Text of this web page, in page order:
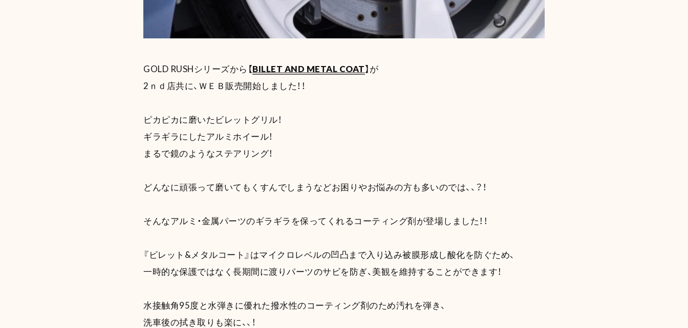
GOLD RUSHシリーズから【BILLET AND METAL COAT】が
2ｎｄ店共に、ＷＥＢ販売開始しました！！
ピカピカに磨いたビレットグリル！
ギラギラにしたアルミホイール！
まるで鏡のようなステアリング！
どんなに頑張って磨いてもくすんでしまうなどお困りやお悩みの方も多いのでは、、？！
そんなアルミ・金属パーツのギラギラを保ってくれるコーティング剤が登場しました！！
『ビレット&メタルコート』はマイクロレベルの凹凸まで入り込み被膜形成し酸化を防ぐため、
一時的な保護ではなく長期間に渡りパーツのサビを防ぎ、美観を維持することができます！
水接触角95度と水弾きに優れた撥水性のコーティング剤のため汚れを弾き、
洗車後の拭き取りも楽に、、！